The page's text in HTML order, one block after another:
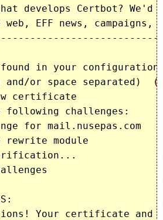
develops Certbot?
EFF news,
found in your
and/or space
certificate
following challenges:
for mail.nusepas.com
rewrite module
Your certificate and